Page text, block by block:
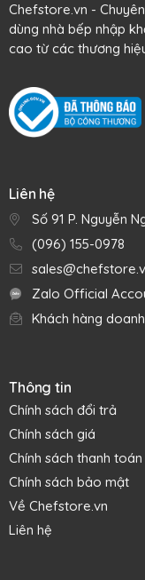
Hoạt động mở
tắc bên dưới đèn.
Đặc tính nổi
mùi thơm nhẹ dễ chịu.
Chefstore.vn -
dùng nhà bếp nhập
cao từ các thương
Liên hệ
Số 91 P. Nguyễn
(096) 155-0978
Zalo Official
Khách hàng
Thông tin
Chính sách đổi trả
Chính sách giá
Chính sách thanh toán
Chính sách bảo mật
Về Chefstore.vn
Liên hệ